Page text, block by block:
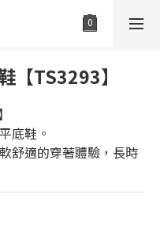
【TS3293】
底鞋。
舒適的穿著體驗，長時